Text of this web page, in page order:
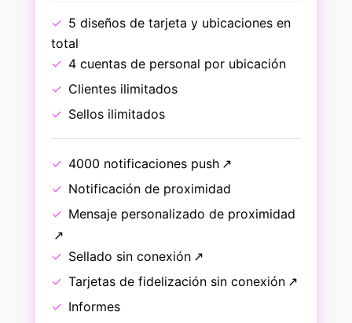
5 diseños de tarjeta y ubicaciones en
total
4 cuentas de personal por ubicación
Clientes ilimitados
Sellos ilimitados
4000 notificaciones push
Notificación de proximidad
Mensaje personalizado de proximidad
Sellado sin conexión
Tarjetas de fidelización sin conexión
Informes